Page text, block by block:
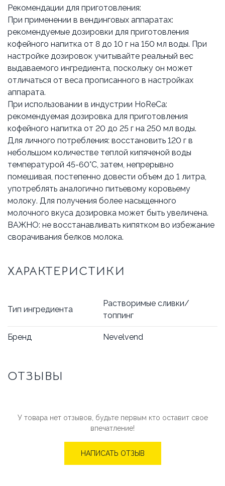
Рекомендации для приготовления:
При применении в вендинговых аппаратах:
рекомендуемые дозировки для приготовления
кофейного напитка от 8 до 10 г на 150 мл воды. При
настройке дозировок учитывайте реальный вес
выдаваемого ингредиента, поскольку он может
отличаться от веса прописанного в настройках
аппарата.
При использовании в индустрии HoReCa:
рекомендуемая дозировка для приготовления
кофейного напитка от 20 до 25 г на 250 мл воды.
Для личного потребления: восстановить 120 г в
небольшом количестве теплой кипяченой воды
температурой 45-60°С, затем, непрерывно
помешивая, постепенно довести объем до 1 литра,
употреблять аналогично питьевому коровьему
молоку. Для получения более насыщенного
молочного вкуса дозировка может быть увеличена.
ВАЖНО: не восстанавливать кипятком во избежание
сворачивания белков молока.
ХАРАКТЕРИСТИКИ
Тип ингредиента
Растворимые сливки/
топпинг
Бренд Nevelvend
ОТЗЫВЫ
У товара нет отзывов, будьте первым кто оставит свое
впечатление!
НАПИСАТЬ ОТЗЫВ